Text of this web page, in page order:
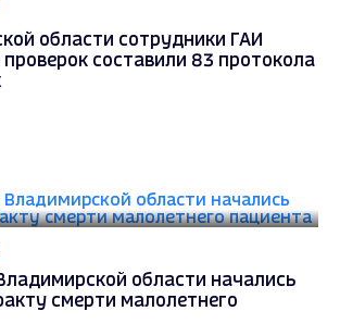
области сотрудники ГАИ
составили 83 протокола
области начались
смерти малолетнего